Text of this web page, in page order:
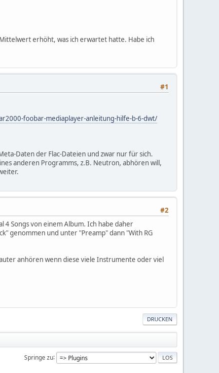
erhöht, was ich erwartet hatte. Habe ich
#1
foobar-mediaplayer-anleitung-hilfe-b-6-dwt/
Daten der Flac-Dateien und zwar nur für sich.
anderen Programms, z.B. Neutron, abhören will,
#2
4 Songs von einem Album. Ich habe daher
genommen und unter "Preamp" dann "With RG
anhören wenn diese viele Instrumente oder viel
DRUCKEN
Springe zu